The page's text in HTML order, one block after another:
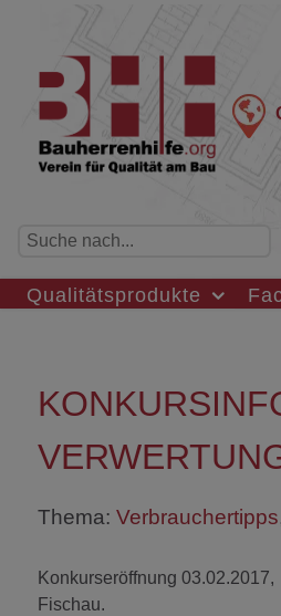
Qualitätsprodukte
Thema: Verbrauchertipps
Konkurseröffnung
Fischau.